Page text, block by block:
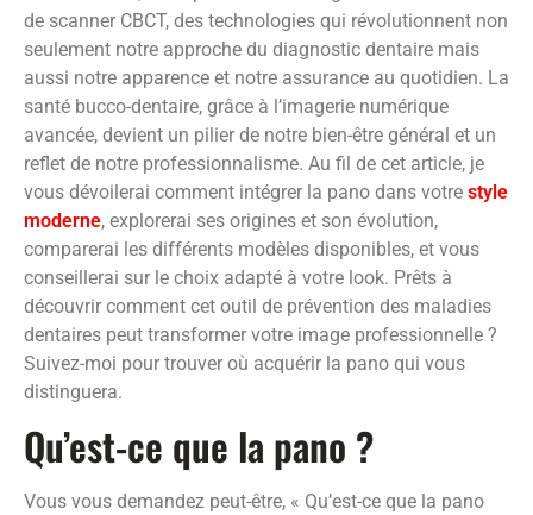
de scanner CBCT, des technologies qui révolutionnent non
seulement notre approche du diagnostic dentaire mais
aussi notre apparence et notre assurance au quotidien. La
santé bucco-dentaire, grâce à l’imagerie numérique
avancée, devient un pilier de notre bien-être général et un
reflet de notre professionnalisme. Au fil de cet article, je
vous dévoilerai comment intégrer la pano dans votre style
moderne, explorerai ses origines et son évolution,
comparerai les différents modèles disponibles, et vous
conseillerai sur le choix adapté à votre look. Prêts à
découvrir comment cet outil de prévention des maladies
dentaires peut transformer votre image professionnelle ?
Suivez-moi pour trouver où acquérir la pano qui vous
distinguera.
Qu’est-ce que la pano ?
Vous vous demandez peut-être, « Qu’est-ce que la pano